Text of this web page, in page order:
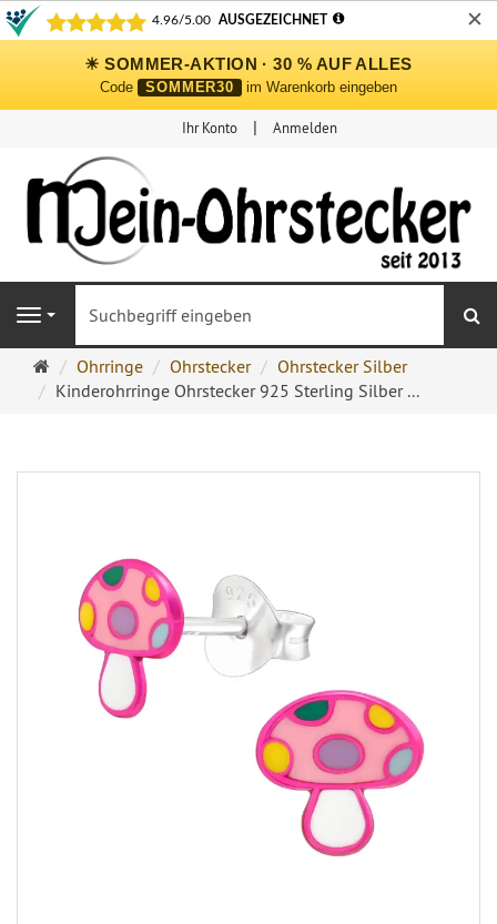
✕
☀ SOMMER-AKTION · 30 % AUF ALLES
Code SOMMER30 im Warenkorb eingeben
Ihr Konto Anmelden
Navigation
Ohrringe
Ohrstecker
Ohrringe Ohrstecker
Ohrstecker Silber
Kinderohrringe Ohrstecker 925 Sterling Silber ...